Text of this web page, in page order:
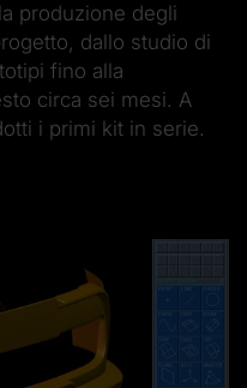
produzione degli
dallo studio di
fino alla
circa sei mesi. A
i primi kit in serie.